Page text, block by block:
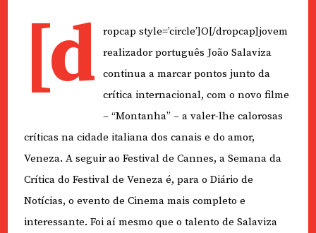
[d
ropcap style=’circle’]O[/dropcap]jovem
realizador português João Salaviza
continua a marcar pontos junto da
crítica internacional, com o novo filme
– “Montanha” – a valer-lhe calorosas
críticas na cidade italiana dos canais e do amor,
Veneza. A seguir ao Festival de Cannes, a Semana da
Crítica do Festival de Veneza é, para o Diário de
Notícias, o evento de Cinema mais completo e
interessante. Foi aí mesmo que o talento de Salaviza